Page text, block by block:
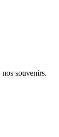
nos souvenirs.